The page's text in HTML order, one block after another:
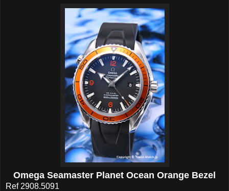
Omega Seamaster Planet Ocean Orange Bezel
Ref 2908.5091